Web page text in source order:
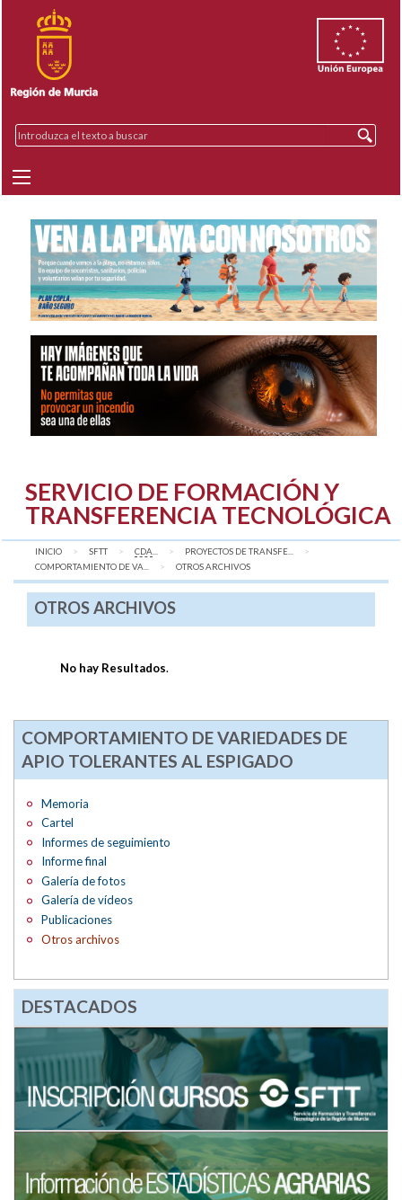
SERVICIO DE FORMACIÓN Y
TRANSFERENCIA TECNOLÓGICA
INICIO SFTT CDA
PROYECTOS DE TRANSFE...
COMPORTAMIENTO DE VA...
AQUÍ:
OTROS ARCHIVOS
OTROS ARCHIVOS
No hay Resultados.
COMPORTAMIENTO DE VARIEDADES DE
APIO TOLERANTES AL ESPIGADO
Memoria
Cartel
Informes de seguimiento
Informe final
Galería de fotos
Galería de vídeos
Publicaciones
Otros archivos
DESTACADOS